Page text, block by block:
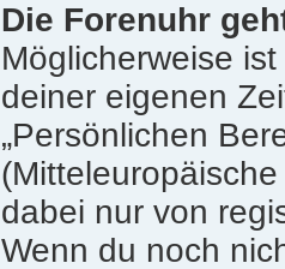
Die Forenuhr
Möglicherweise
deiner eigenen
„Persönlichen
dabei nur von
Wenn du noch